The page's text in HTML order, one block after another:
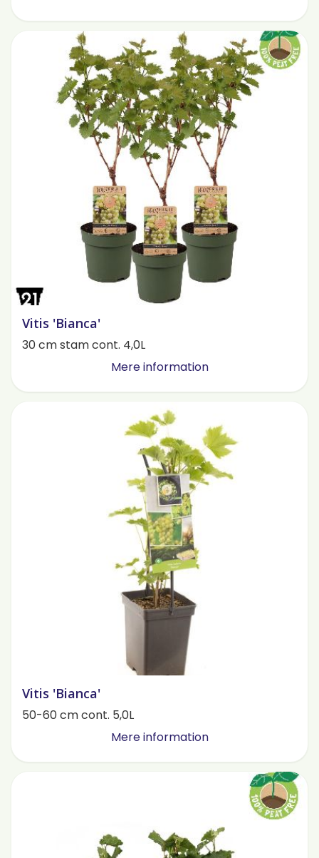
Vitis 'Bianca'
30 cm stam cont. 4,0L
Mere information
Vitis 'Bianca'
50-60 cm cont. 5,0L
Mere information